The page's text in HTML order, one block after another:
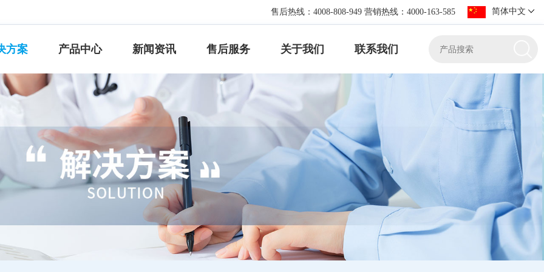
售后热线：4008-808-949 营销热线：4000-163-585 简体中文
方案 产品中心 新闻资讯 售后服务 关于我们 联系我们